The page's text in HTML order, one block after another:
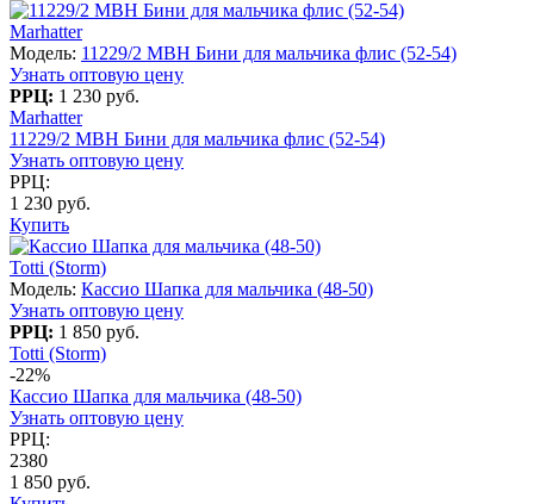
Marhatter
Модель: 11229/2 MBH Бини для мальчика флис (52-54)
Узнать оптовую цену
РРЦ: 1 230 руб.
Marhatter
11229/2 MBH Бини для мальчика флис (52-54)
Узнать оптовую цену
РРЦ:
1 230 руб.
Купить
Totti (Storm)
Модель: Кассио Шапка для мальчика (48-50)
Узнать оптовую цену
РРЦ: 1 850 руб.
Totti (Storm)
-22%
Кассио Шапка для мальчика (48-50)
Узнать оптовую цену
РРЦ:
2380
1 850 руб.